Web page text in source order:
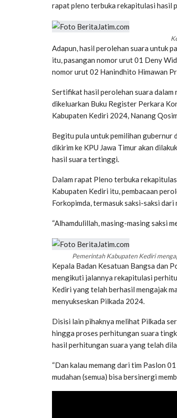
rapat pleno terbuka rekapitulasi hasil
Adapun, hasil perolehan suara untuk
itu, pasangan nomor urut 01 Deny
nomor urut 02 Hanindhito Himawan
Sertifikat hasil perolehan suara
dikeluarkan Buku Register Perkara
Kabupaten Kediri 2024, Nanang
Begitu pula untuk pemilihan
dikirim ke KPU Jawa Timur akan
hasil suara tertinggi.
Dalam rapat Pleno terbuka
Kabupaten Kediri itu, pembacaan
Forkopimda, termasuk saksi-saksi
“Alhamdulillah, masing-masing saksi
Pemerintah Kabupaten Kediri
Kepala Badan Kesatuan Bangsa dan
mengikuti jalannya rekapitulasi
Kediri yang telah berhasil mengajak
menyukseskan Pilkada 2024.
Disisi lain pihaknya melihat Pilkada
hingga proses perhitungan suara
hasil perhitungan suara yang telah
“Dan kalau memang dari tim Paslon
mudahan (semua) bisa bersinergi